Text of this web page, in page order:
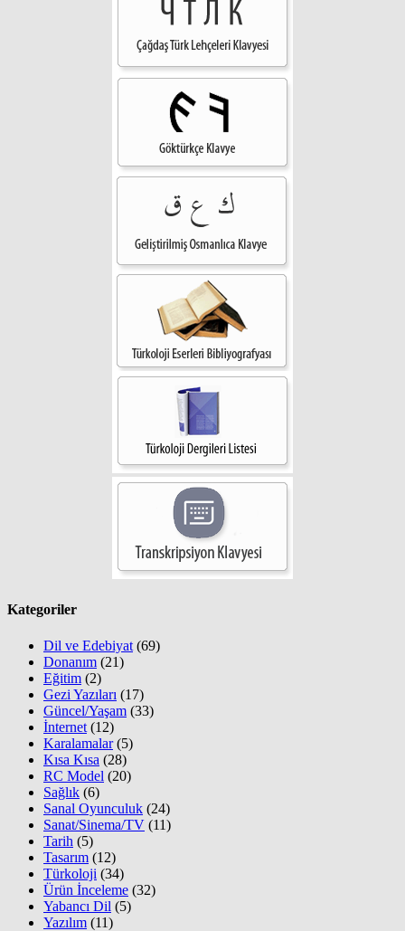
Kategoriler
Dil ve Edebiyat (69)
Donanım (21)
Eğitim (2)
Gezi Yazıları (17)
Güncel/Yaşam (33)
İnternet (12)
Karalamalar(5)
Kısa Kısa (28)
RC Model (20)
Sağlık (6)
Sanal Oyunculuk (24)
Sanat/Sinema/TV (11)
Tarih (5)
Tasarım (12)
Türkoloji (34)
Ürün İnceleme (32)
Yabancı Dil (5)
Yazılım (11)